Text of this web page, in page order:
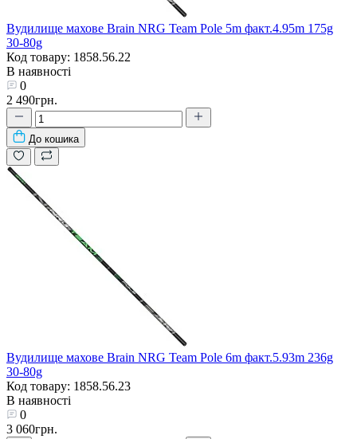
Вудилище махове Brain NRG Team Pole 5m факт.4.95m 175g
30-80g
Код товару: 1858.56.22
В наявності
0
2 490грн.
До кошика
Вудилище махове Brain NRG Team Pole 6m факт.5.93m 236g
30-80g
Код товару: 1858.56.23
В наявності
0
3 060грн.